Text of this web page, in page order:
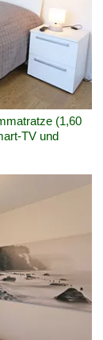
(1,60
TV und